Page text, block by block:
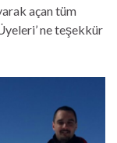
açan tüm
ne teşekkür